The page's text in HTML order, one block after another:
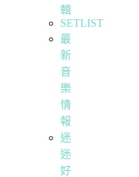
輯
SETLIST
最
新
音
樂
情
報
迷
迷
好